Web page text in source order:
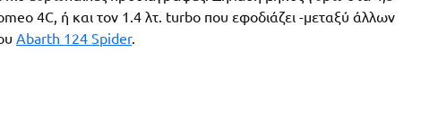
4C, ή και τον 1.4 λτ. turbo που εφοδιάζει -μεταξύ άλλων
Abarth 124 Spider.